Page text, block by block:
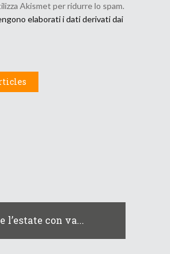
Akismet per ridurre lo spam.
elaborati i dati derivati dai
l’estate con va...